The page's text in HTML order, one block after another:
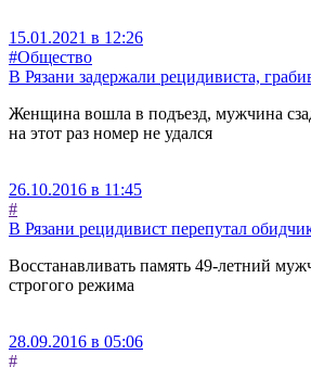
15.01.2021 в 12:26
#Общество
В Рязани задержали рецидивиста,
Женщина вошла в подъезд, мужчина
на этот раз номер не удался
26.10.2016 в 11:45
#
В Рязани рецидивист перепутал
Восстанавливать память 49-летний
строгого режима
28.09.2016 в 05:06
#